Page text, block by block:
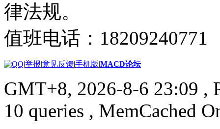
律法规。
值班电话：
|举报|意见反馈|手机版|MACD论坛
GMT+8, 2026-8-6 23:09 ,
10 queries , MemCached